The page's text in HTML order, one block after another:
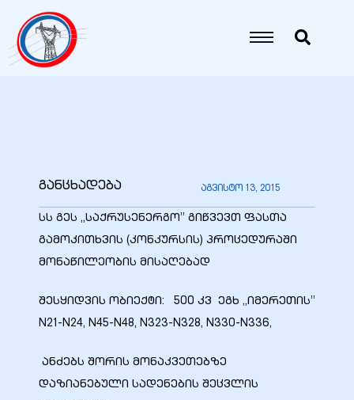
განცხადება აგვისტო 13, 2015
სს გეს „საქრუსენერგო” გიწვევთ ფასთა
გამოკითხვის (კონკურსის) პროცედურაში
მონაწილეობის მისაღებად
შესყიდვის ობიექტი: 500 კვ ეგხ ,,იმერეთის”
N21-N24, N45-N48, N323-N328, N330-N336,
ანძებს შორის მონაკვეთებზე
დაზიანებული სადენების შეცვლის